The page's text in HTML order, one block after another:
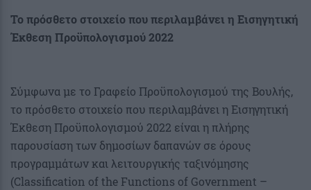
Το πρόσθετο στοιχείο που περιλαμβάνει η Εισηγητική
Έκθεση Προϋπολογισμού 2022
Σύμφωνα με το Γραφείο Προϋπολογισμού της Βουλής,
το πρόσθετο στοιχείο που περιλαμβάνει η Εισηγητική
Έκθεση Προϋπολογισμού 2022 είναι η πλήρης
παρουσίαση των δημοσίων δαπανών σε όρους
προγραμμάτων και λειτουργικής ταξινόμησης
(Classification of the Functions of Government –